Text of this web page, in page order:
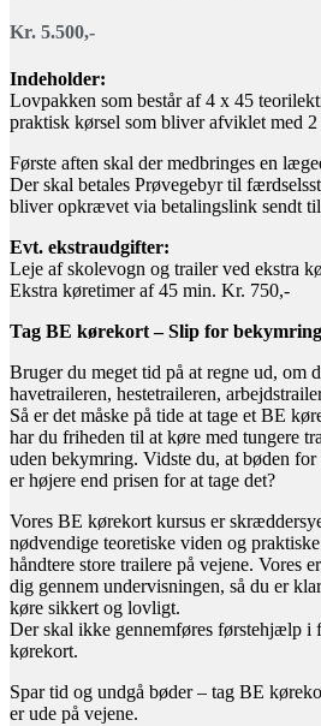
Kr. 5.500,-
Indeholder:
Lovpakken som består af 4 x 45
praktisk kørsel som bliver afviklet med 2
Første aften skal der medbringes en
Der skal betales Prøvegebyr til
bliver opkrævet via betalingslink sendt
Evt. ekstraudgifter:
Leje af skolevogn og trailer ved ekstra
Ekstra køretimer af 45 min. Kr. 750,-
Tag BE kørekort – Slip for
Bruger du meget tid på at regne ud, om
havetraileren, hestetraileren,
Så er det måske på tide at tage et BE
har du friheden til at køre med tungere
uden bekymring. Vidste du, at bøden
er højere end prisen for at tage det?
Vores BE kørekort kursus er
nødvendige teoretiske viden og
håndtere store trailere på vejene. Vores
dig gennem undervisningen, så du er
køre sikkert og lovligt.
Der skal ikke gennemføres førstehjælp i
kørekort.
Spar tid og undgå bøder – tag BE
er ude på vejene.